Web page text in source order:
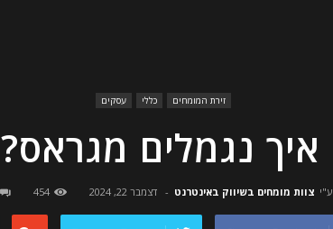
זירת המומחים כללי עסקים
איך נגמלים מגראס?
ע"י צוות מומחים בשיווק באינטרנט - דצמבר 22, 2024 454